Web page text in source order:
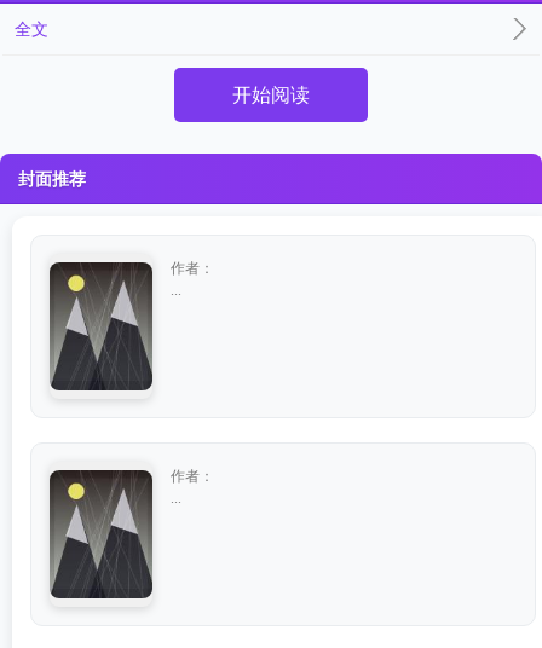
全文
开始阅读
封面推荐
作者：
作者：